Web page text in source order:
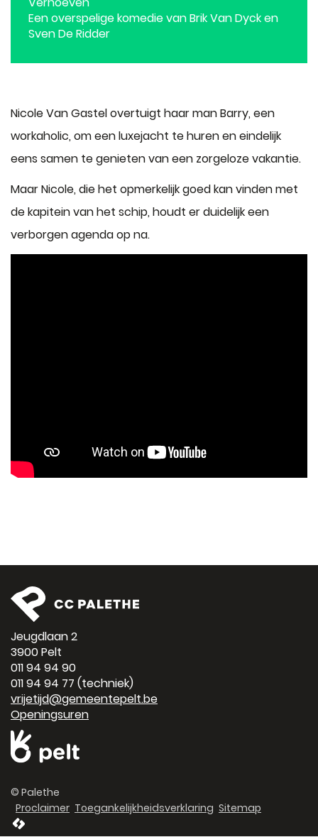
Een overspelige komedie van Brik Van Dyck en
Sven De Ridder
Nicole Van Gastel overtuigt haar man Barry, een
workaholic, om een luxejacht te huren en eindelijk
eens samen te genieten van een zorgeloze vakantie.
Maar Nicole, die het opmerkelijk goed kan vinden met
de kapitein van het schip, houdt er duidelijk een
verborgen agenda op na.
Jeugdlaan 2
3900 Pelt
011 94 94 90
011 94 94 77 (techniek)
vrijetijd@gemeentepelt.be
Openingsuren
© Palethe
Proclaimer Toegankelijkheidsverklaring Sitemap